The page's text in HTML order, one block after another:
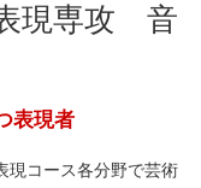
現専攻 音
表現者
現コース各分野で芸術